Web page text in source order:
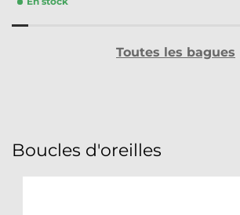
Toutes les bagues
Boucles d'oreilles